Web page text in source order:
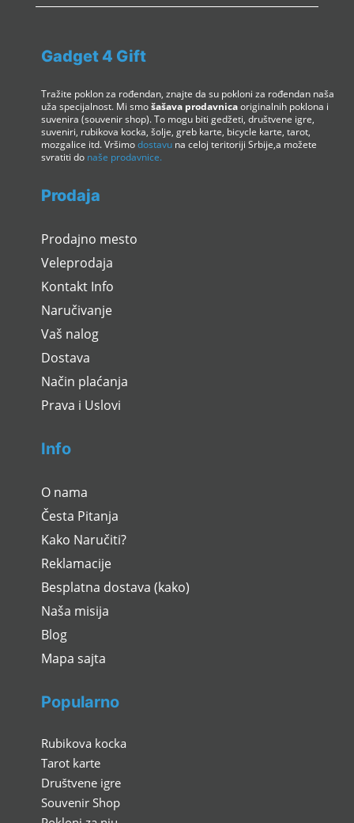
Gadget 4 Gift
Tražite poklon za rođendan, znajte da su pokloni za rođendan naša
uža specijalnost. Mi smošašava prodavnicaoriginalnih poklona i
suvenira (souvenir shop). To mogu biti gedžeti, društvene igre,
suveniri, rubikova kocka, šolje, greb karte, bicycle karte, tarot,
mozgalice itd. Vršimodostavu na celoj teritoriji Srbije,a možete
svratiti do naše prodavnice.
Prodaja
Prodajno mesto
Veleprodaja
Kontakt Info
Naručivanje
Vaš nalog
Dostava
Način plaćanja
Prava i Uslovi
Info
O nama
Česta Pitanja
Kako Naručiti?
Reklamacije
Besplatna dostava (kako)
Naša misija
Blog
Mapa sajta
Popularno
Rubikova kocka
Tarot karte
Društvene igre
Souvenir Shop